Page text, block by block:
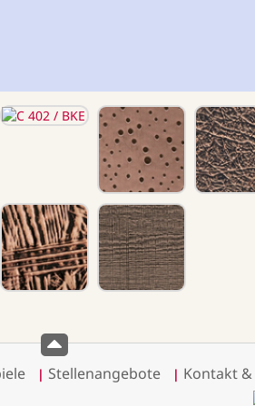
| Stellenangebote | Kontakt